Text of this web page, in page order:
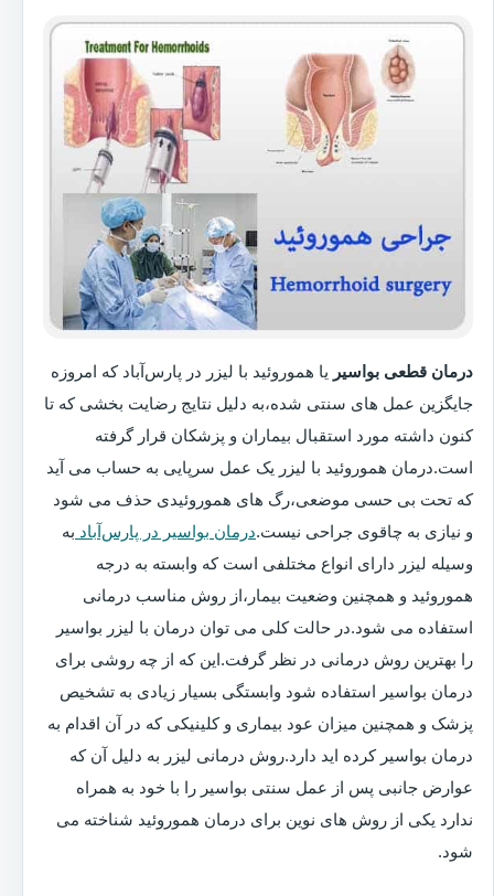
درمان قطعی بواسیر یا هموروئید با لیزر در پارس‌آباد که امروزه
جایگزین عمل های سنتی شده،به دلیل نتایج رضایت بخشی که تا
کنون داشته مورد استقبال بیماران و پزشکان قرار گرفته
است.درمان هموروئید با لیزر یک عمل سرپایی به حساب می آید
که تحت بی حسی موضعی،رگ های هموروئیدی حذف می شود
و نیازی به چاقوی جراحی نیست.درمان بواسیر در پارس‌آباد به
وسیله لیزر دارای انواع مختلفی است که وابسته به درجه
هموروئید و همچنین وضعیت بیمار،از روش مناسب درمانی
استفاده می شود.در حالت کلی می توان درمان با لیزر بواسیر
را بهترین روش درمانی در نظر گرفت.این که از چه روشی برای
درمان بواسیر استفاده شود وابستگی بسیار زیادی به تشخیص
پزشک و همچنین میزان عود بیماری و کلینیکی که در آن اقدام به
درمان بواسیر کرده اید دارد.روش درمانی لیزر به دلیل آن که
عوارض جانبی پس از عمل سنتی بواسیر را با خود به همراه
ندارد یکی از روش های نوین برای درمان هموروئید شناخته می
شود.